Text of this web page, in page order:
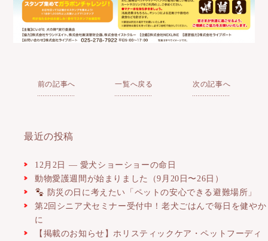
前の記事へ 一覧へ戻る 次の記事へ
最近の投稿
12月2日 ― 愛犬ショーショーの命日
動物愛護週間が始まりました（9月20日〜26日）
防災の日に考えたい「ペットの安心できる避難場所」
第2回シニア犬セミナー受付中！老犬ごはんで毎日を健やか
に
【掲載のお知らせ】ホリスティックケア・ペットフーディ